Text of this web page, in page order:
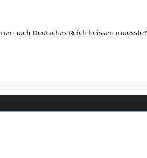
noch Deutsches Reich heissen muesste?